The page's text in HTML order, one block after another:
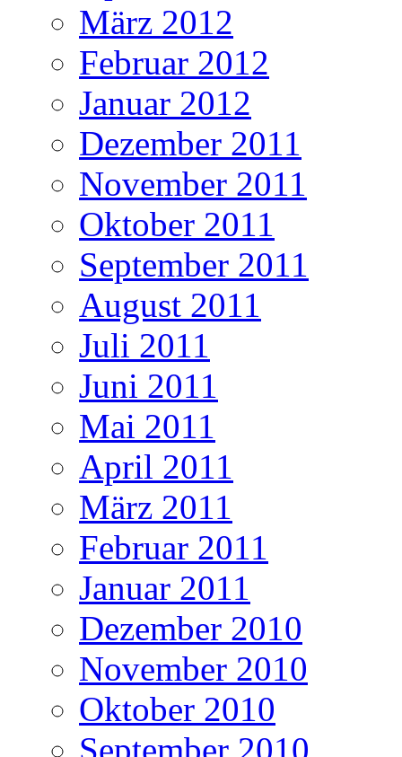
März 2012
Februar 2012
Januar 2012
Dezember 2011
November 2011
Oktober 2011
September 2011
August 2011
Juli 2011
Juni 2011
Mai 2011
April 2011
März 2011
Februar 2011
Januar 2011
Dezember 2010
November 2010
Oktober 2010